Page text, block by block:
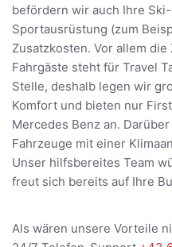
befördern wir auch Ihre
Sportausrüstung (zum
Zusatzkosten. Vor allem
Fahrgäste steht für Travel
Stelle, deshalb legen wir
Komfort und bieten nur
Mercedes Benz an.
Fahrzeuge mit einer
Unser hilfsbereites Team
freut sich bereits auf Ihre
Als wären unsere Vorteile